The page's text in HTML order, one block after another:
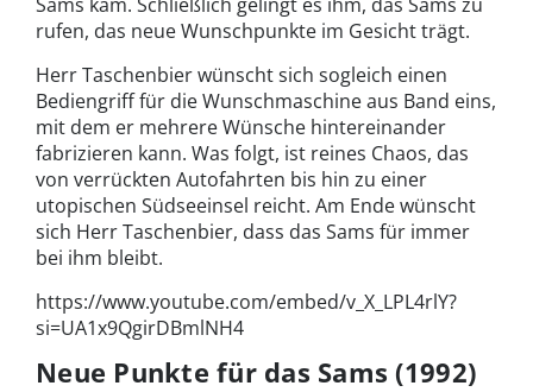
rufen, das neue Wunschpunkte im Gesicht trägt.
Herr Taschenbier wünscht sich sogleich einen
Bediengriff für die Wunschmaschine aus Band eins,
mit dem er mehrere Wünsche hintereinander
fabrizieren kann. Was folgt, ist reines Chaos, das
von verrückten Autofahrten bis hin zu einer
utopischen Südseeinsel reicht. Am Ende wünscht
sich Herr Taschenbier, dass das Sams für immer
bei ihm bleibt.
https://www.youtube.com/embed/v_X_LPL4rlY?
si=UA1x9QgirDBmlNH4
Neue Punkte für das Sams (1992)